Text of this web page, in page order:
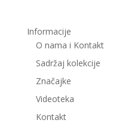
Informacije
O nama i Kontakt
Sadržaj kolekcije
Značajke
Videoteka
Kontakt